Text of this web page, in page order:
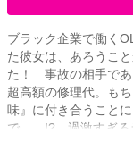
ブラック企業で働く
た彼女は、あろうこ
た！ 事故の相手であ
超高額の修理代。も
味』に付き合うこと
で――!? 過激すぎる